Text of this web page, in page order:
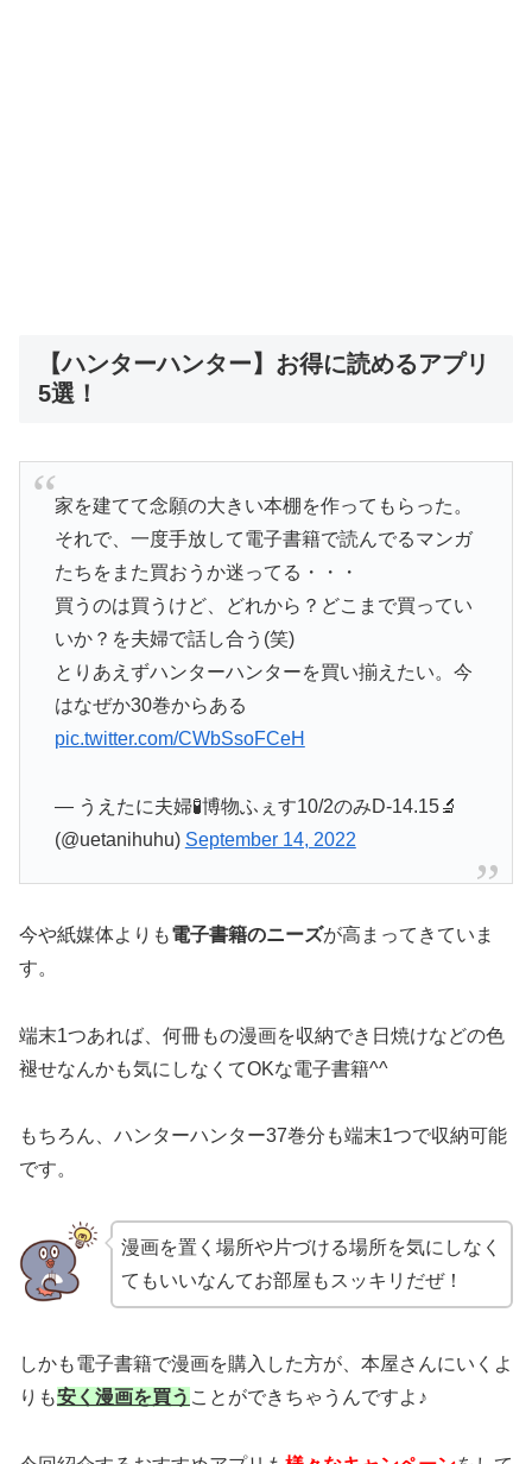
【ハンターハンター】お得に読めるアプリ
5選！
家を建てて念願の大きい本棚を作ってもらった。
それで、一度手放して電子書籍で読んでるマンガ
たちをまた買おうか迷ってる・・・
買うのは買うけど、どれから？どこまで買ってい
いか？を夫婦で話し合う(笑)
とりあえずハンターハンターを買い揃えたい。今
はなぜか30巻からある
pic.twitter.com/CWbSsoFCeH
— うえたに夫婦🧪博物ふぇす10/2のみD-14.15🔬
(@uetanihuhu) September 14, 2022
今や紙媒体よりも電子書籍のニーズが高まってきていま
す。
端末1つあれば、何冊もの漫画を収納でき日焼けなどの色
褪せなんかも気にしなくてOKな電子書籍^^
もちろん、ハンターハンター37巻分も端末1つで収納可能
です。
漫画を置く場所や片づける場所を気にしなく
てもいいなんてお部屋もスッキリだぜ！
しかも電子書籍で漫画を購入した方が、本屋さんにいくよ
りも安く漫画を買う ことができちゃうんですよ♪